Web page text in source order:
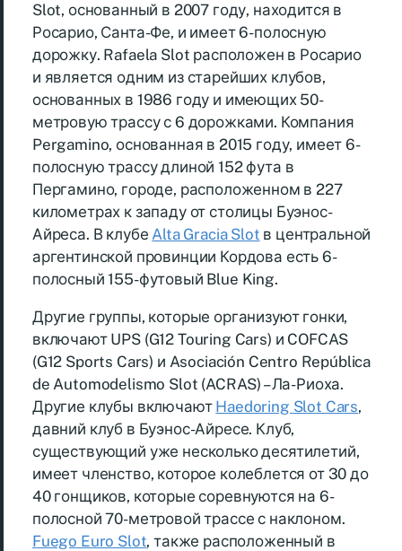
Slot, основанный в 2007 году, находится в
Росарио, Санта-Фе, и имеет 6-полосную
дорожку. Rafaela Slot расположен в Росарио
и является одним из старейших клубов,
основанных в 1986 году и имеющих 50-
метровую трассу с 6 дорожками. Компания
Pergamino, основанная в 2015 году, имеет 6-
полосную трассу длиной 152 фута в
Пергамино, городе, расположенном в 227
километрах к западу от столицы Буэнос-
Айреса. В клубеAlta Gracia Slot в центральной
аргентинской провинции Кордова есть 6-
полосный 155-футовый Blue King.
Другие группы, которые организуют гонки,
включают UPS (G12 Touring Cars) и COFCAS
(G12 Sports Cars) и Asociación Centro República
de Automodelismo Slot (ACRAS) – Ла-Риоха.
Другие клубы включают Haedoring Slot Cars,
давний клуб в Буэнос-Айресе. Клуб,
существующий уже несколько десятилетий,
имеет членство, которое колеблется от 30 до
40 гонщиков, которые соревнуются на 6-
полосной 70-метровой трассе с наклоном.
Fuego Euro Slot, также расположенный в